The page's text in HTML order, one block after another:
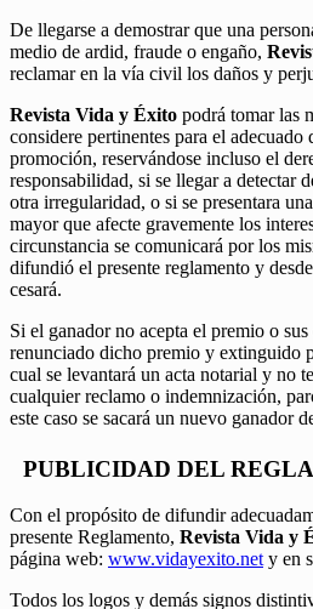
De llegarse a demostrar que una
medio de ardid, fraude o engaño,
reclamar en la vía civil los daños y
Revista Vida y Éxito podrá tomar las
considere pertinentes para el
promoción, reservándose incluso el
responsabilidad, si se llegar a detectar
otra irregularidad, o si se presentara
mayor que afecte gravemente los
circunstancia se comunicará por los
difundió el presente reglamento y
cesará.
Si el ganador no acepta el premio o
renunciado dicho premio y extinguido
cual se levantará un acta notarial y no
cualquier reclamo o indemnización,
este caso se sacará un nuevo ganador
PUBLICIDAD DEL
Con el propósito de difundir
presente Reglamento, Revista Vida y
página web: www.vidayexito.net y en
Todos los logos y demás signos